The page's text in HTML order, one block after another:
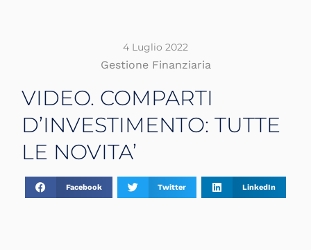
4 Luglio 2022
Gestione Finanziaria
VIDEO. COMPARTI
D’INVESTIMENTO: TUTTE
LE NOVITA’
Facebook Twitter LinkedIn